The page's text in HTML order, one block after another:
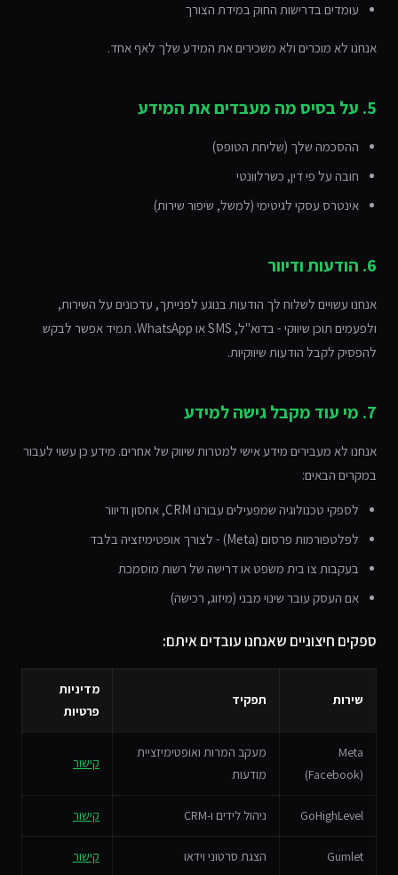
עומדים בדרישות החוק במידת הצורך
אנחנו לא מוכרים ולא משכירים את המידע שלך לאף אחד.
5. על בסיס מה מעבדים את המידע
ההסכמה שלך (שליחת הטופס)
חובה על פי דין, כשרלוונטי
אינטרס עסקי לגיטימי (למשל, שיפור שירות)
6. הודעות ודיוור
אנחנו עשויים לשלוח לך הודעות בנוגע לפנייתך, עדכונים על השירות,
ולפעמים תוכן שיווקי - בדוא"ל, SMS או WhatsApp. תמיד אפשר לבקש
להפסיק לקבל הודעות שיווקיות.
7. מי עוד מקבל גישה למידע
אנחנו לא מעבירים מידע אישי למטרות שיווק של אחרים. מידע כן עשוי לעבור
במקרים הבאים:
לספקי טכנולוגיה שמפעילים עבורנו CRM, אחסון ודיוור
לפלטפורמות פרסום (Meta) - לצורך אופטימיזציה בלבד
בעקבות צו בית משפט או דרישה של רשות מוסמכת
אם העסק עובר שינוי מבני (מיזוג, רכישה)
ספקים חיצוניים שאנחנו עובדים איתם:
שירות תפקיד
מדיניות
פרטיות
Meta
(Facebook)
מעקב המרות ואופטימיזציית
מודעות
קישור
GoHighLevel ניהול לידים ו-CRM קישור
Gumlet הצגת סרטוני וידאו קישור